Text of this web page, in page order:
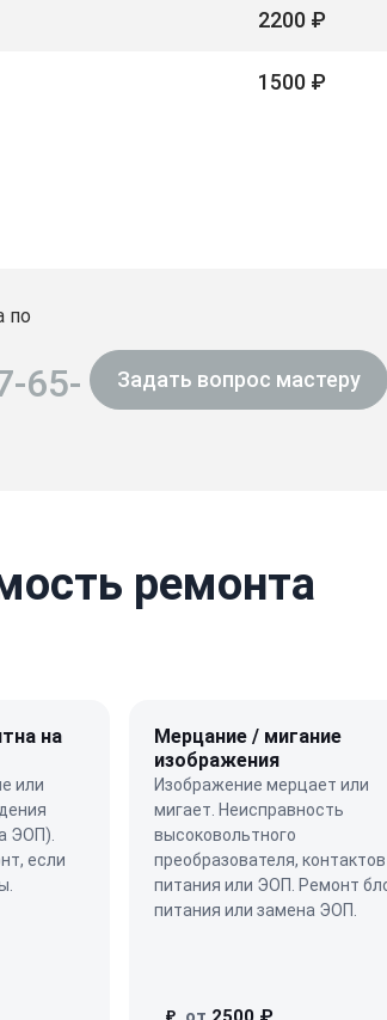
2200 ₽
1500 ₽
по
65-
Задать вопрос мастеру
ремонта
на
или
ЭОП).
если
Мерцание / мигание
изображения
Изображение мерцает или
мигает. Неисправность
высоковольтного
преобразователя, контактов
питания или ЭОП. Ремонт
питания или замена ЭОП.
₽